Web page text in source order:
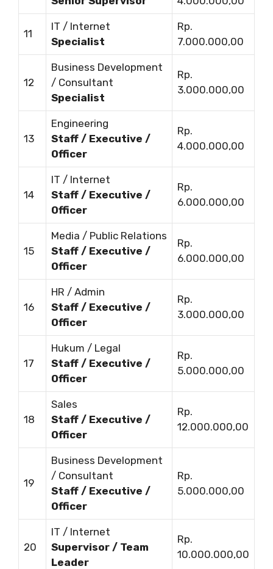
11
IT / Internet
Specialist
Rp.
7.000.000,00
12
Business Development
/ Consultant
Specialist
Rp.
3.000.000,00
13
Engineering
Staff / Executive /
Officer
Rp.
4.000.000,00
14
IT / Internet
Staff / Executive /
Officer
Rp.
6.000.000,00
15
Media / Public Relations
Staff / Executive /
Officer
Rp.
6.000.000,00
16
HR / Admin
Staff / Executive /
Officer
Rp.
3.000.000,00
17
Hukum / Legal
Staff / Executive /
Officer
Rp.
5.000.000,00
18
Sales
Staff / Executive /
Officer
Rp.
12.000.000,00
19
Business Development
/ Consultant
Staff / Executive /
Officer
Rp.
5.000.000,00
20
IT / Internet
Supervisor / Team
Leader
Rp.
10.000.000,00